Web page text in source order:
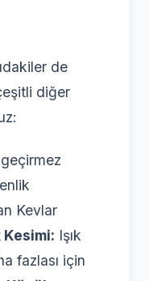
de
diğer
Kevlar
Işık
fazlası için